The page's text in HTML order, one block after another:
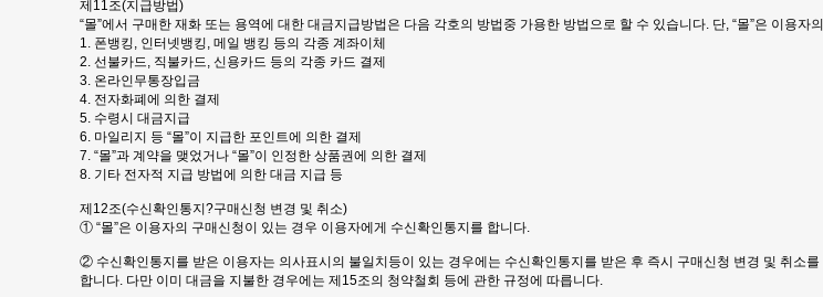
제11조(지급방법)
“몰”에서 구매한 재화 또는 용역에 대한 대금지급방법은 다음 각호의 방법중 가용한 방법으로 할 수 있습니다. 단, “몰”은 이용
1. 폰뱅킹, 인터넷뱅킹, 메일 뱅킹 등의 각종 계좌이체
2. 선불카드, 직불카드, 신용카드 등의 각종 카드 결제
3. 온라인무통장입금
4. 전자화폐에 의한 결제
5. 수령시 대금지급
6. 마일리지 등 “몰”이 지급한 포인트에 의한 결제
7. “몰”과 계약을 맺었거나 “몰”이 인정한 상품권에 의한 결제
8. 기타 전자적 지급 방법에 의한 대금 지급 등
제12조(수신확인통지?구매신청 변경 및 취소)
① “몰”은 이용자의 구매신청이 있는 경우 이용자에게 수신확인통지를 합니다.
② 수신확인통지를 받은 이용자는 의사표시의 불일치등이 있는 경우에는 수신확인통지를 받은 후 즉시 구매신청 변경 및 취소
합니다. 다만 이미 대금을 지불한 경우에는 제15조의 청약철회 등에 관한 규정에 따릅니다.